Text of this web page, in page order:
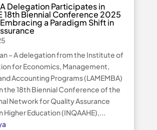
Delegation Participates in
18th Biennial Conference 2025
a Paradigm Shift in
– A delegation from the Institute of
for Economics, Management,
Accounting Programs (LAMEMBA)
the 18th Biennial Conference of the
Network for Quality Assurance
Higher Education (INQAAHE),...